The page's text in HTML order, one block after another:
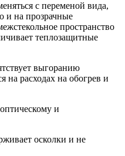
с переменой вида,
и на прозрачные
пространство
теплозащитные
выгоранию
на расходах на обогрев и
и
осколки и не